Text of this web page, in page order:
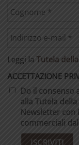
Leggi la Tutela
ACCETTAZIONE
Do il consenso
alla Tutela
Newsletter
commerciali